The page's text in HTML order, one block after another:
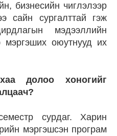
бизнесийн чиглэлээр
сайн сургалттай гэж
мэдээллийн
мэргэших оюутнууд их
долоо хоногийг
сурдаг. Харин
мэргэшсэн програм